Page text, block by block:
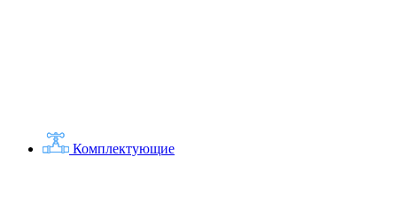
Комплектующие